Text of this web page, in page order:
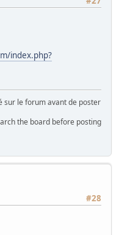
index.php?
sur le forum avant de poster
the board before posting
#28